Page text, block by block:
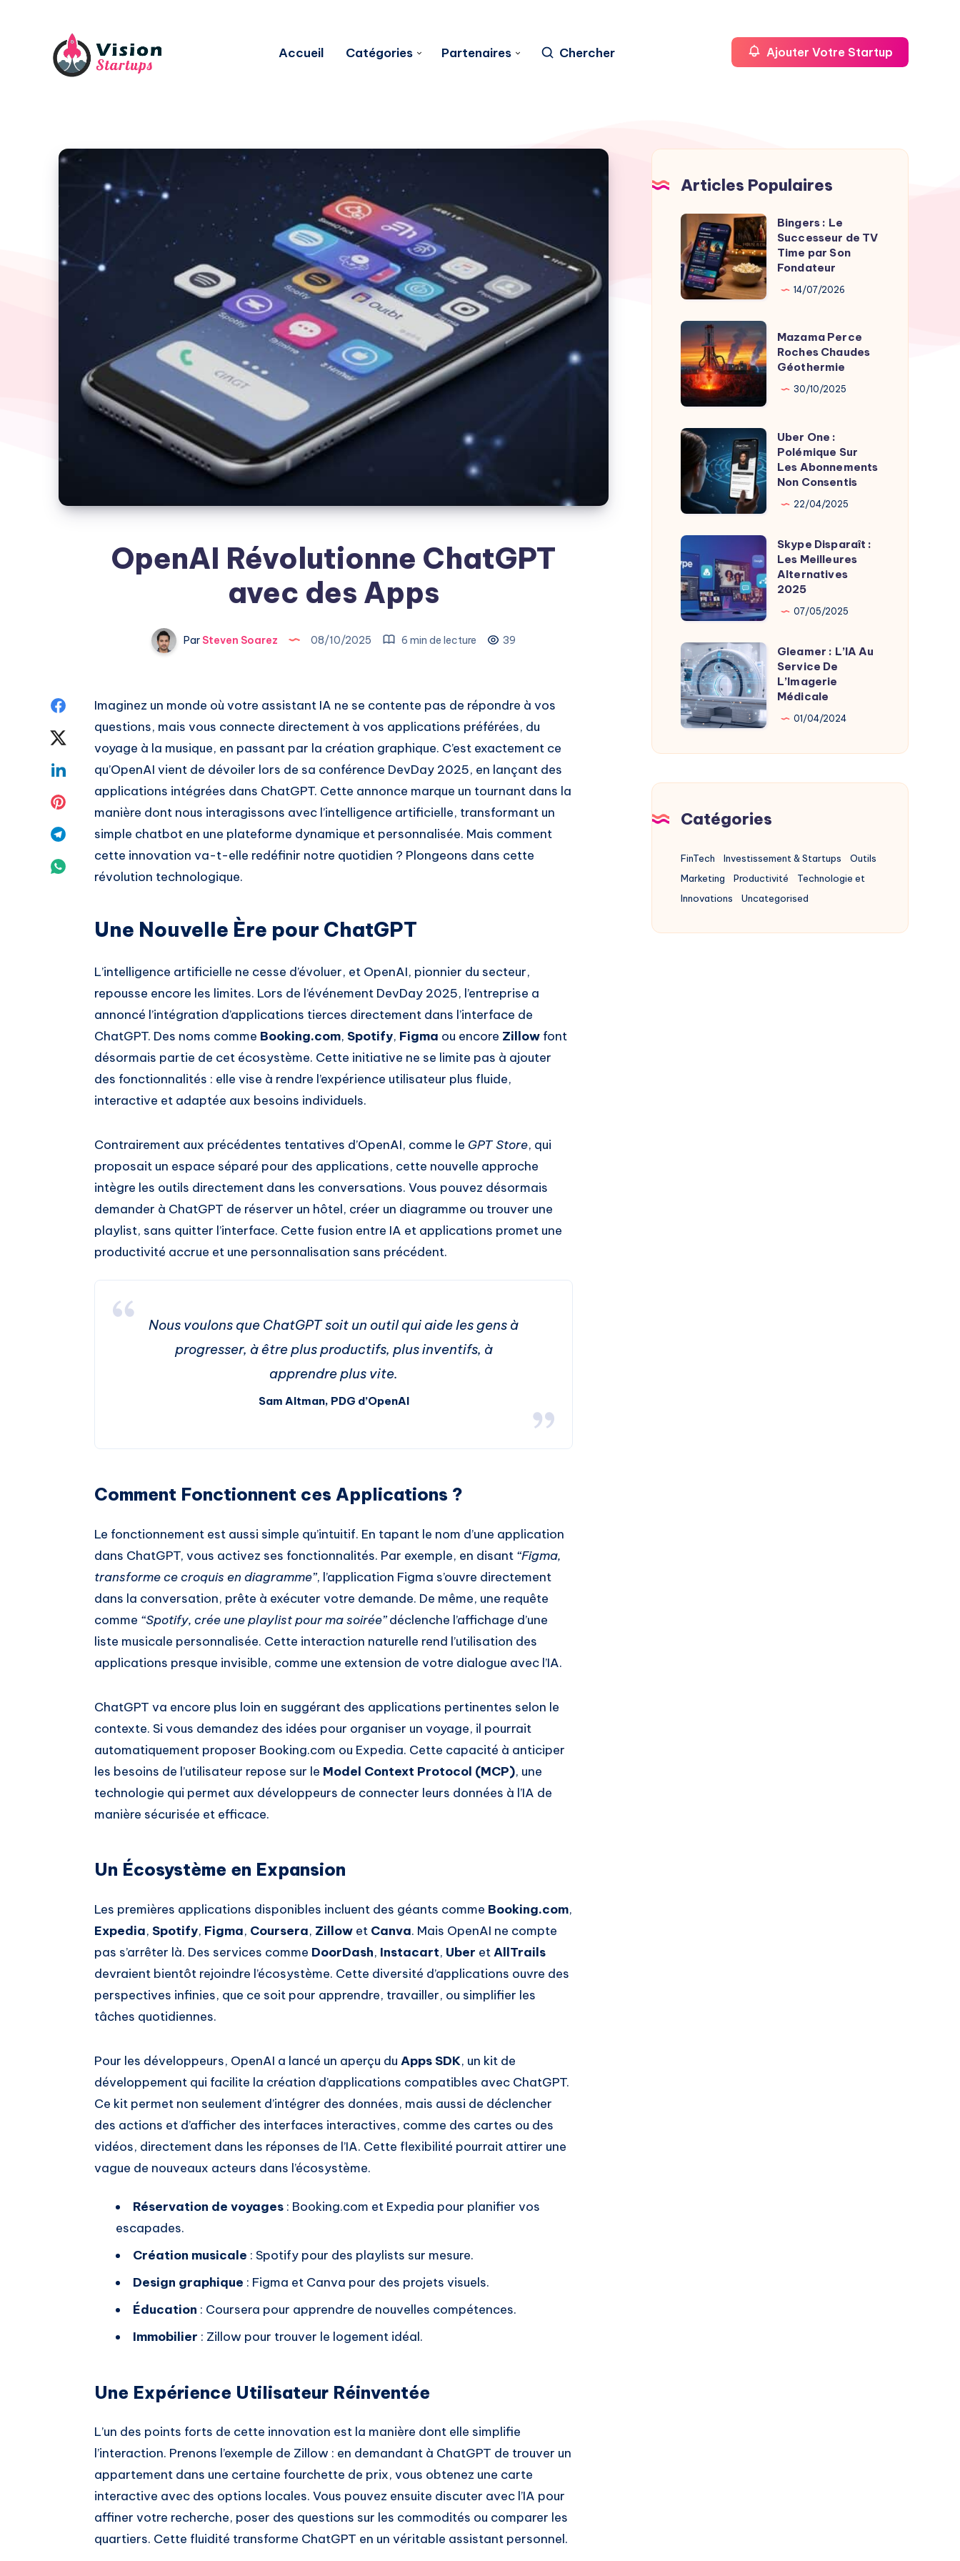
Accueil Catégories Partenaires Chercher Ajouter Votre Startup
OpenAI Révolutionne ChatGPT
avec des Apps
Par Steven Soarez 08/10/2025 6 min de lecture 39
Share
Facebook
Twitter
Share
Linkedin
Pinterest
Share
Whatsapp
Imaginez un monde où votre assistant IA ne se contente pas de répondre à vos
questions, mais vous connecte directement à vos applications préférées, du
voyage à la musique, en passant par la création graphique. C’est exactement ce
qu’OpenAI vient de dévoiler lors de sa conférence DevDay 2025, en lançant des
applications intégrées dans ChatGPT. Cette annonce marque un tournant dans la
manière dont nous interagissons avec l’intelligence artificielle, transformant un
simple chatbot en une plateforme dynamique et personnalisée. Mais comment
cette innovation va-t-elle redéfinir notre quotidien ? Plongeons dans cette
révolution technologique.
Une Nouvelle Ère pour ChatGPT
L’intelligence artificielle ne cesse d’évoluer, et OpenAI, pionnier du secteur,
repousse encore les limites. Lors de l’événement DevDay 2025, l’entreprise a
annoncé l’intégration d’applications tierces directement dans l’interface de
ChatGPT. Des noms comme Booking.com, Spotify, Figma ou encore Zillow font
désormais partie de cet écosystème. Cette initiative ne se limite pas à ajouter
des fonctionnalités : elle vise à rendre l’expérience utilisateur plus fluide,
interactive et adaptée aux besoins individuels.
Contrairement aux précédentes tentatives d’OpenAI, comme le GPT Store, qui
proposait un espace séparé pour des applications, cette nouvelle approche
intègre les outils directement dans les conversations. Vous pouvez désormais
demander à ChatGPT de réserver un hôtel, créer un diagramme ou trouver une
playlist, sans quitter l’interface. Cette fusion entre IA et applications promet une
productivité accrue et une personnalisation sans précédent.
Nous voulons que ChatGPT soit un outil qui aide les gens à
progresser, à être plus productifs, plus inventifs, à
apprendre plus vite.
Sam Altman, PDG d’OpenAI
Comment Fonctionnent ces Applications ?
Le fonctionnement est aussi simple qu’intuitif. En tapant le nom d’une application
dans ChatGPT, vous activez ses fonctionnalités. Par exemple, en disant “Figma,
transforme ce croquis en diagramme”, l’application Figma s’ouvre directement
dans la conversation, prête à exécuter votre demande. De même, une requête
comme “Spotify, crée une playlist pour ma soirée”déclenche l’affichage d’une
liste musicale personnalisée. Cette interaction naturelle rend l’utilisation des
applications presque invisible, comme une extension de votre dialogue avec l’IA.
ChatGPT va encore plus loin en suggérant des applications pertinentes selon le
contexte. Si vous demandez des idées pour organiser un voyage, il pourrait
automatiquement proposer Booking.com ou Expedia. Cette capacité à anticiper
les besoins de l’utilisateur repose sur le Model Context Protocol (MCP), une
technologie qui permet aux développeurs de connecter leurs données à l’IA de
manière sécurisée et efficace.
Un Écosystème en Expansion
Les premières applications disponibles incluent des géants comme Booking.com,
Expedia, Spotify, Figma, Coursera, Zillow et Canva. Mais OpenAI ne compte
pas s’arrêter là. Des services comme DoorDash, Instacart, Uber etAllTrails
devraient bientôt rejoindre l’écosystème. Cette diversité d’applications ouvre des
perspectives infinies, que ce soit pour apprendre, travailler, ou simplifier les
tâches quotidiennes.
Pour les développeurs, OpenAI a lancé un aperçu du Apps SDK, un kit de
développement qui facilite la création d’applications compatibles avec ChatGPT.
Ce kit permet non seulement d’intégrer des données, mais aussi de déclencher
des actions et d’afficher des interfaces interactives, comme des cartes ou des
vidéos, directement dans les réponses de l’IA. Cette flexibilité pourrait attirer une
vague de nouveaux acteurs dans l’écosystème.
Réservation de voyages : Booking.com et Expedia pour planifier vos
escapades.
Création musicale : Spotify pour des playlists sur mesure.
Design graphique : Figma et Canva pour des projets visuels.
Éducation : Coursera pour apprendre de nouvelles compétences.
Immobilier : Zillow pour trouver le logement idéal.
Une Expérience Utilisateur Réinventée
L’un des points forts de cette innovation est la manière dont elle simplifie
l’interaction. Prenons l’exemple de Zillow : en demandant à ChatGPT de trouver un
appartement dans une certaine fourchette de prix, vous obtenez une carte
interactive avec des options locales. Vous pouvez ensuite discuter avec l’IA pour
affiner votre recherche, poser des questions sur les commodités ou comparer les
quartiers. Cette fluidité transforme ChatGPT en un véritable assistant personnel.
Articles Populaires
Bingers
Le
Successeur
de
TV
Time
par
Son
Fondateur
Bingers : Le
Successeur de TV
Time par Son
Fondateur
14/07/2026
Mazama
Perce
Roches
Chaudes
Géothermie
Mazama Perce
Roches Chaudes
Géothermie
30/10/2025
Uber
One
Polémique
Sur
Les
Abonnements
Non
Consentis
Uber One :
Polémique Sur
Les Abonnements
Non Consentis
22/04/2025
Skype
Disparaît
:
Les
Meilleures
Alternatives
2025
Skype Disparaît :
Les Meilleures
Alternatives
2025
07/05/2025
Gleamer
:
L’IA
Au
Service
De
Gleamer : L’IA Au
Service De
L’Imagerie
Médicale
01/04/2024
Catégories
FinTech Investissement & Startups
Outils
Marketing
Productivité
Technologie et
Innovations
Uncategorised